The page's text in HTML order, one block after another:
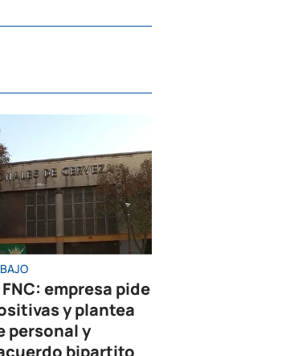
empresa pide
y plantea
personal y
bipartito